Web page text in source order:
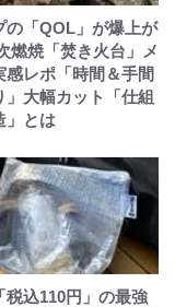
の「QOL」が爆上が
燃焼「焚き火台」メ
感レポ「時間＆手間
」大幅カット「仕組
」とは
税込110円」の最強